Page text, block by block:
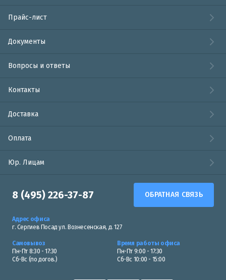
Прайс-лист
Документы
Вопросы и ответы
Контакты
Доставка
Оплата
Юр. Лицам
8 (495) 226-37-87 ОБРАТНАЯ СВЯЗЬ
Адрес офиса
г. Сергиев Посад ул. Вознесенская, д. 127
Самовывоз
Пн-Пт 8:30 - 17:30
Сб-Вс (по догов.)
Время работы офиса
Пн-Пт 9:00 - 17:30
Сб-Вс 10:00 - 15:00